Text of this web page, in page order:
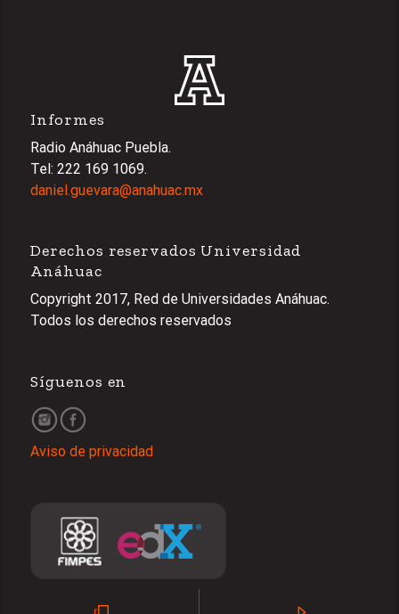
Informes
Radio Anáhuac Puebla.
Tel: 222 169 1069.
daniel.guevara@anahuac.mx
Derechos reservados Universidad
Anáhuac
Copyright 2017, Red de Universidades Anáhuac.
Todos los derechos reservados
Síguenos en
Aviso de privacidad